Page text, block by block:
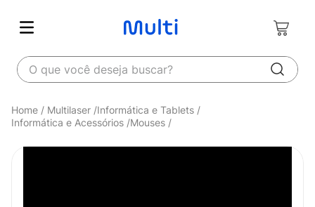
O que você deseja buscar?
Multilaser Informática e Tablets
Informática e Acessórios Mouses